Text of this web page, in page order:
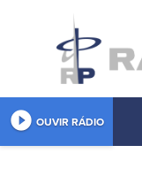
play_circle_filled OUVIR RÁDIO